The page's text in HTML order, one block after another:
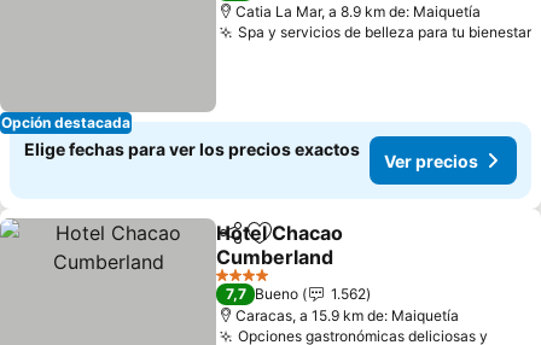
Opción destacada
Catia La Mar, a 8.9 km de: Maiquetía
Spa y servicios de belleza para tu bienestar
Elige fechas para ver los precios exactos
Ver precios
CompartirAgregar a favoritos
Hotel Chacao
Cumberland
Ver precios
4 Estrellas
7,7 Bueno
1.562
Caracas, a 15.9 km de: Maiquetía
Opciones gastronómicas deliciosas y